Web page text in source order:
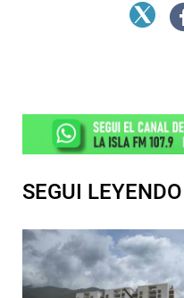
SEGUI LEYENDO